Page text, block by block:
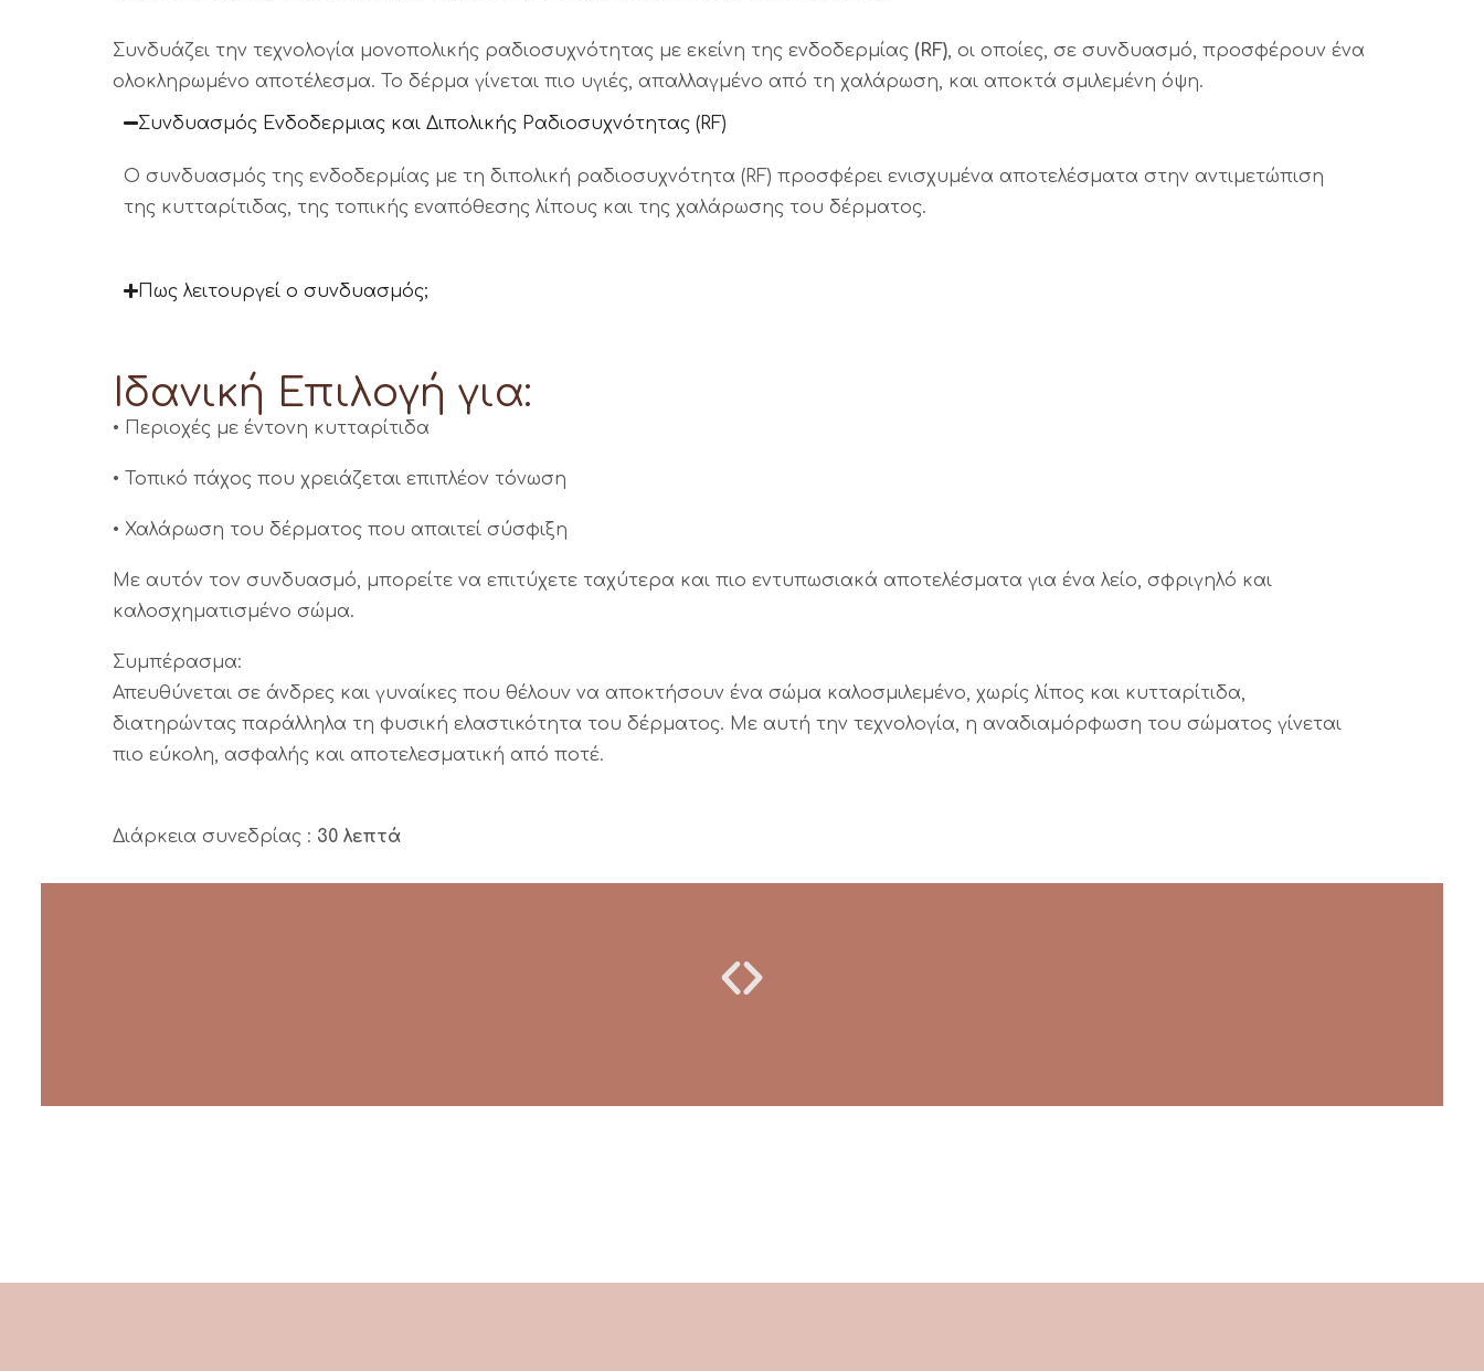
Συνδυάζει την τεχνολογία μονοπολικής ραδιοσυχνότητας με εκείνη της ενδοδερμίας (RF), οι οποίες, σε συνδυασμό, προσφέρουν ένα
ολοκληρωμένο αποτέλεσμα. Το δέρμα γίνεται πιο υγιές, απαλλαγμένο από τη χαλάρωση, και αποκτά σμιλεμένη όψη.
Συνδυασμός Ενδοδερμιας και Διπολικής Ραδιοσυχνότητας (RF)
Ο συνδυασμός της ενδοδερμίας με τη διπολική ραδιοσυχνότητα (RF) προσφέρει ενισχυμένα αποτελέσματα στην αντιμετώπιση
της κυτταρίτιδας, της τοπικής εναπόθεσης λίπους και της χαλάρωσης του δέρματος.
Πως λειτουργεί ο συνδυασμός;
Ιδανική Επιλογή για:
• Περιοχές με έντονη κυτταρίτιδα
• Τοπικό πάχος που χρειάζεται επιπλέον τόνωση
• Χαλάρωση του δέρματος που απαιτεί σύσφιξη
Με αυτόν τον συνδυασμό, μπορείτε να επιτύχετε ταχύτερα και πιο εντυπωσιακά αποτελέσματα για ένα λείο, σφριγηλό και
καλοσχηματισμένο σώμα.
Συμπέρασμα:
Απευθύνεται σε άνδρες και γυναίκες που θέλουν να αποκτήσουν ένα σώμα καλοσμιλεμένο, χωρίς λίπος και κυτταρίτιδα,
διατηρώντας παράλληλα τη φυσική ελαστικότητα του δέρματος. Με αυτή την τεχνολογία, η αναδιαμόρφωση του σώματος γίνεται
πιο εύκολη, ασφαλής και αποτελεσματική από ποτέ.
Διάρκεια συνεδρίας : 30 λεπτά